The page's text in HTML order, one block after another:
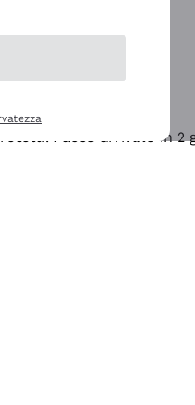
Pacco arrivato in